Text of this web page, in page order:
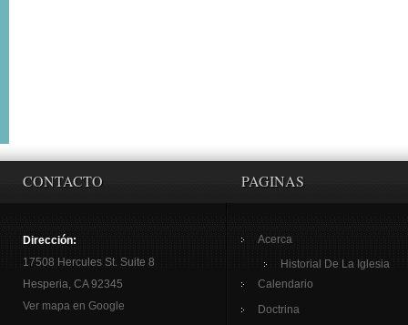
CONTACTO
Dirección:
17508 Hercules St. Suite 8
Hesperia, CA 92345
Ver mapa en Google
PAGINAS
Acerca
Historial De La Iglesia
Calendario
Doctrina